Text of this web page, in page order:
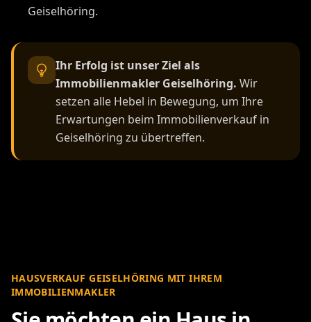
Geiselhöring.
Ihr Erfolg ist unser Ziel als
Immobilienmakler Geiselhöring. Wir
setzen alle Hebel in Bewegung, um Ihre
Erwartungen beim Immobilienverkauf in
Geiselhöring zu übertreffen.
HAUSVERKAUF GEISELHÖRING MIT IHREM
IMMOBILIENMAKLER